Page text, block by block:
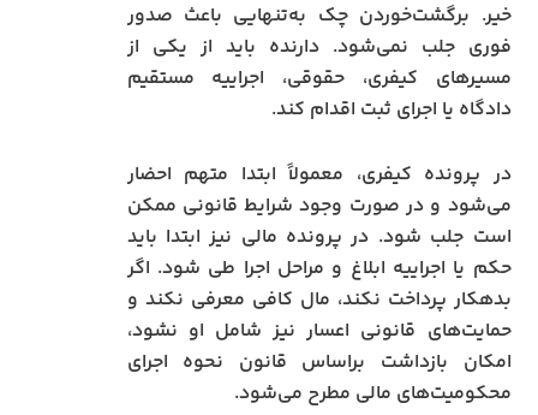
خیر. برگشت‌خوردن چک به‌تنهایی باعث صدور
فوری جلب نمی‌شود. دارنده باید از یکی از
مسیرهای کیفری، حقوقی، اجراییه مستقیم
دادگاه یا اجرای ثبت اقدام کند.
در پرونده کیفری، معمولاً ابتدا متهم احضار
می‌شود و در صورت وجود شرایط قانونی ممکن
است جلب شود. در پرونده مالی نیز ابتدا باید
حکم یا اجراییه ابلاغ و مراحل اجرا طی شود. اگر
بدهکار پرداخت نکند، مال کافی معرفی نکند و
حمایت‌های قانونی اعسار نیز شامل او نشود،
امکان بازداشت براساس قانون نحوه اجرای
محکومیت‌های مالی مطرح می‌شود.